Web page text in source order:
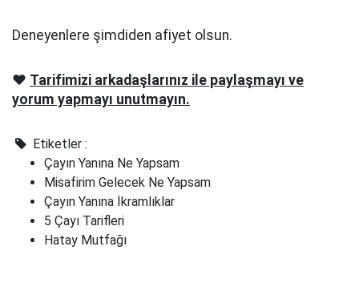
Deneyenlere şimdiden afiyet olsun.
❤️ Tarifimizi arkadaşlarınız ile paylaşmayı ve
yorum yapmayı unutmayın.
Etiketler :
Çayın Yanına Ne Yapsam
Misafirim Gelecek Ne Yapsam
Çayın Yanına İkramlıklar
5 Çayı Tarifleri
Hatay Mutfağı